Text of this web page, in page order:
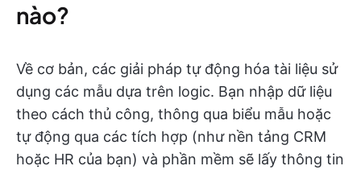
nào?
Về cơ bản, các giải pháp tự động hóa tài liệu sử
dụng các mẫu dựa trên logic. Bạn nhập dữ liệu
theo cách thủ công, thông qua biểu mẫu hoặc
tự động qua các tích hợp (như nền tảng CRM
hoặc HR của bạn) và phần mềm sẽ lấy thông tin